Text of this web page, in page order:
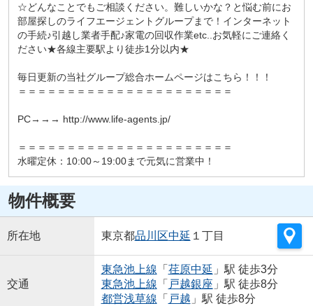
☆どんなことでもご相談ください。難しいかな？と悩む前にお
部屋探しのライフエージェントグループまで！インターネット
の手続♪引越し業者手配♪家電の回収作業etc..お気軽にご連絡く
ださい★各線主要駅より徒歩1分以内★
毎日更新の当社グループ総合ホームページはこちら！！！
＝＝＝＝＝＝＝＝＝＝＝＝＝＝＝＝＝＝＝＝＝＝
PC→→→ http://www.life-agents.jp/
＝＝＝＝＝＝＝＝＝＝＝＝＝＝＝＝＝＝＝＝＝＝
水曜定休：10:00～19:00まで元気に営業中！
物件概要
所在地 東京都品川区中延 １丁目
交通
東急池上線 「 荏原中延 」駅 徒歩3分
東急池上線 「 戸越銀座 」駅 徒歩8分
都営浅草線 「 戸越 」駅 徒歩8分